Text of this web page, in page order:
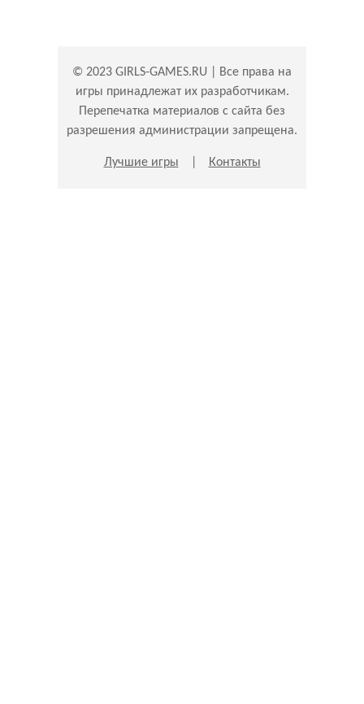
© 2023 GIRLS-GAMES.RU | Все права на
игры принадлежат их разработчикам.
Перепечатка материалов с сайта без
разрешения администрации запрещена.
Лучшие игры Контакты